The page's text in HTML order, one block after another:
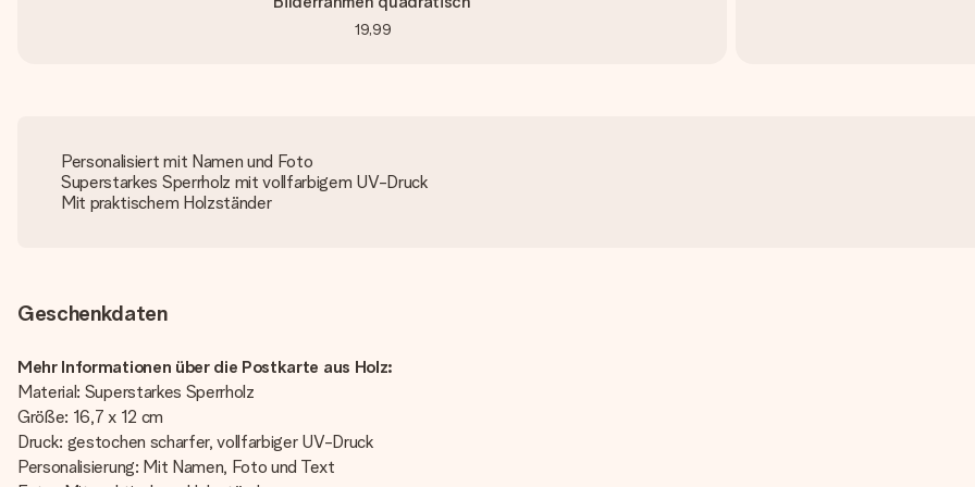
19,99
Personalisiert mit Namen und Foto
Superstarkes Sperrholz mit vollfarbigem UV-Druck
Mit praktischem Holzständer
Geschenkdaten
Mehr Informationen über die Postkarte aus Holz:
Material: Superstarkes Sperrholz
Größe: 16,7 x 12 cm
Druck: gestochen scharfer, vollfarbiger UV-Druck
Personalisierung: Mit Namen, Foto und Text